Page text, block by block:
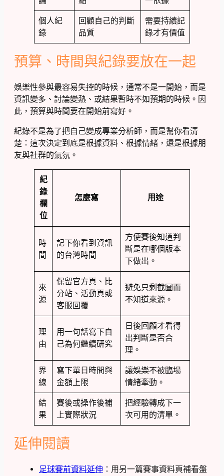
個人紀
錄
回顧自己的判斷
品質
需要持續記
錄才有價值
預算、時間與紀錄要放在一起
娛樂性參與最容易失控的時候，通常不是一開始，而是
資訊變多、討論變熱、或結果暫時不如預期的時候。因
此，預算與時間要在開始前寫好。
紀錄不是為了把自己變成專業分析師，而是幫你看清
楚：這次決定到底是根據資料、根據情緒，還是根據朋
友與社群的氣氛。
紀
錄
欄
位
怎麼寫 用途
時
間
記下你看到資訊
的台灣時間
方便賽後知道判
斷是在哪個版本
下做出。
來
源
保留官方頁、比
分站、活動頁或
客服回覆
避免只剩截圖而
不知道來源。
理
由
用一句話寫下自
己為何繼續研究
日後回顧才看得
出判斷是否合
理。
界
線
寫下單日時間與
金額上限
讓娛樂不被臨場
情緒牽動。
結
果
賽後或操作後補
上實際狀況
把經驗轉成下一
次可用的清單。
延伸閱讀
足球賽前資料延伸 ：用另一篇賽事資料頁補看盤